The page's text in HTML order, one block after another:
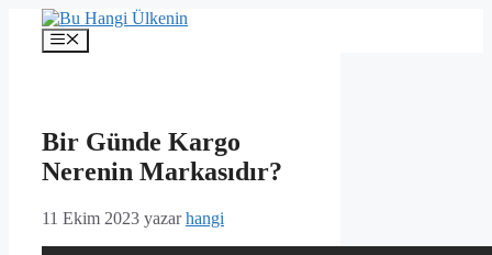
İçeriğe
Menü
Bir Günde Kargo
Nerenin Markasıdır?
11 Ekim 2023 yazarhangi